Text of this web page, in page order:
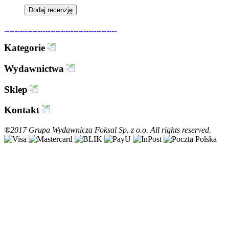
Dodaj recenzję
Kategorie
Wydawnictwa
Sklep
Kontakt
®2017 Grupa Wydawnicza Foksal Sp. z o.o. All rights reserved.